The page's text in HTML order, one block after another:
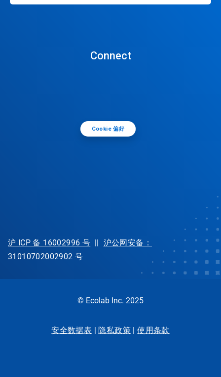
Connect
Cookie 偏好
沪 ICP 备 16002996 号
沪公网安备：
31010702002902 号
© Ecolab Inc. 2025
安全数据表 隐私政策 |使用条款